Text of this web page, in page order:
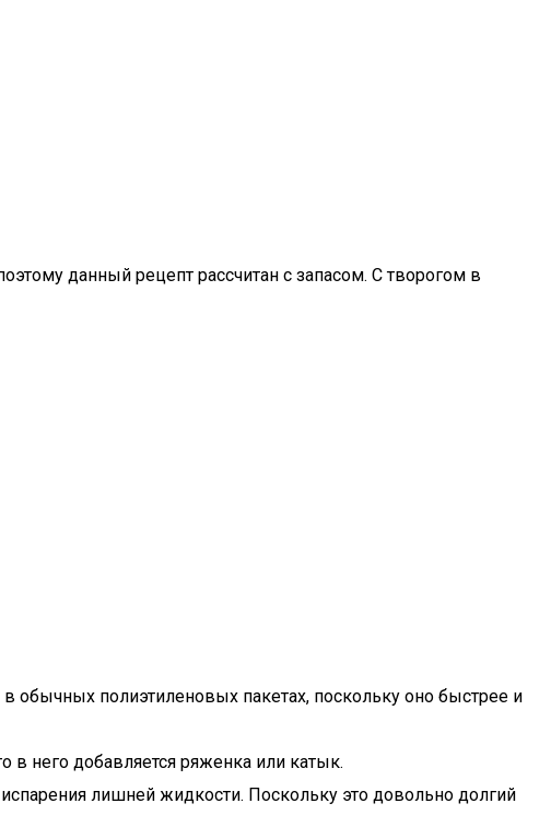
данный рецепт рассчитан с запасом. С творогом в
обычных полиэтиленовых пакетах, поскольку оно быстрее и
в него добавляется ряженка или катык.
лишней жидкости. Поскольку это довольно долгий